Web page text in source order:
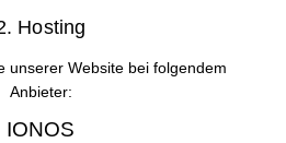
Hosting
unserer Website bei folgendem
Anbieter:
IONOS